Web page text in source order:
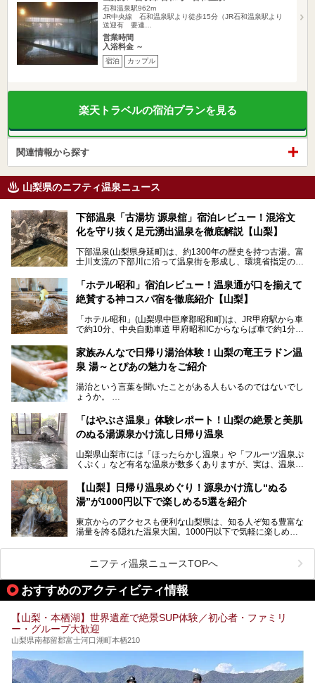
石和温泉駅962m
JR中央線 石和温泉駅より徒歩15分（JR石和温泉駅より
送迎有 要連…
営業時間
入浴料金 ～
宿泊 カップル
楽天トラベルの宿泊プランを見る
関連情報から探す
山梨県のニフティ温泉ニュース
下部温泉「古湯坊 源泉舘」宿泊レビュー！混浴文
化を守り抜く足元湧出温泉を徹底解説【山梨】
下部温泉(山梨県身延町)は、約1300年の歴史を持つ古湯。富
士川支流の下部川に沿って温泉街を形成し、環境省指定の国
中でも「古湯坊 源泉舘」は、戦国時代に武田信玄公も療養
したと伝えられる名湯の宿。最大の特徴は、令和の現代にお
いても混浴文化が守られ、老若男女の分け隔て一切無く温泉
向にありますが、「古湯坊 源泉舘」では本来あるべき混浴
の姿が保たれている点に注目すべきでしょう。
今回は足元湧出の混浴温泉である「かくし湯大岩風呂」をは
じめ、湯治棟である「別館神泉」を中心に「古湯坊 源泉
舘」の全貌を徹底紹介します。
「ホテル昭和」宿泊レビュー！温泉通が口を揃えて
絶賛する神コスパ宿を徹底紹介【山梨】
「ホテル昭和」(山梨県中巨摩郡昭和町)は、JR甲府駅から車
で約10分、中央自動車道 甲府昭和ICからならば車で約1分の
から、一人泊でも6,000円台から宿泊可能です。
しかし、最大の魅力は“温泉そのもの”でしょう。自家源泉を
統の単純温泉は、入浴すると実にサッパリ爽快。日帰り入浴
不可なこともあり、全国の温泉ファンがこの温泉を求めて
では循環濾過の沸かし湯が一般的ですが、ここは本物の極上
温泉。まさに価格破壊と言えるクオリティです。
室や無料朝食などをご紹介。温泉通が口を揃えて絶賛する神
コスパ宿の全貌を徹底解説します！
家族みんなで日帰り湯治体験！山梨の竜王ラドン温
泉 湯～とぴあの魅力をご紹介
湯治という言葉を聞いたことがある人もいるのではないでし
ょうか。
なかなか体験できない、湯治体験が日帰りでできる温浴施設
が山梨にあります。
ぴあ」の魅力をご紹介します。
提供元：株式会社湯ーとぴあ【PR】
この記事は株式会社湯ーとぴあのPRレポート記事です。
「はやぶさ温泉」体験レポート！山梨の絶景と美肌
のぬる湯源泉かけ流し日帰り温泉
山梨県山梨市には「ほったらかし温泉」や「フルーツ温泉ぷ
くぷく」など有名な温泉が数多くありますが、実は、温泉マ
です。今回紹介する「はやぶさ温泉」も、そのひとつ。温泉
はもちろん、絶景や地元食材を活かしたグルメも堪能できま
す。
します。
【山梨】日帰り温泉めぐり！源泉かけ流し“ぬる
湯”が1000円以下で楽しめる5選を紹介
東京からのアクセスも便利な山梨県は、知る人ぞ知る豊富な
湯量を誇る隠れた温泉大国。1000円以下で気軽に楽しめ
も、これからの季節に嬉しい、じんわりと体の芯まで温ま
る“ぬる湯”が豊富なのも魅力。今回は、湯質も抜群で心ゆく
までリラックスできる山梨のお得な日帰り温泉を、実際体験
した感想と共に紹介します。
※ぬる湯とは35℃～39℃程度の体温に近いぬるめ温泉のこ
ニフティ温泉ニュースTOPへ
おすすめのアクティビティ情報
【山梨・本栖湖】世界遺産で絶景SUP体験／初心者・ファミリ
ー・グループ大歓迎
山梨県南都留郡富士河口湖町本栖210